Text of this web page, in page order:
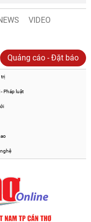
VIDEO
Quảng cáo - Đặt báo
- Pháp luật